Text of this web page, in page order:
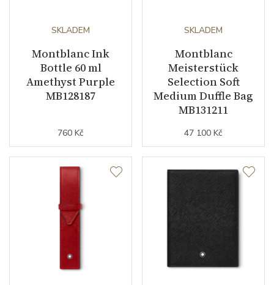
SKLADEM
Montblanc Ink
Bottle 60 ml
Amethyst Purple
MB128187
760 Kč
SKLADEM
Montblanc
Meisterstück
Selection Soft
Medium Duffle Bag
MB131211
47 100 Kč